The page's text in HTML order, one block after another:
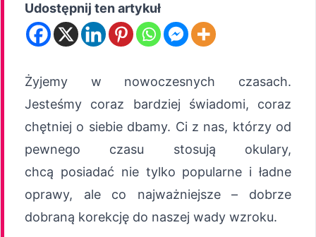
Udostępnij ten artykuł
Żyjemy w nowoczesnych czasach.
Jesteśmy coraz bardziej świadomi, coraz
chętniej o siebie dbamy. Ci z nas, którzy od
pewnego czasu stosują okulary,
chcą posiadać nie tylko popularne i ładne
oprawy, ale co najważniejsze – dobrze
dobraną korekcję do naszej wady wzroku.